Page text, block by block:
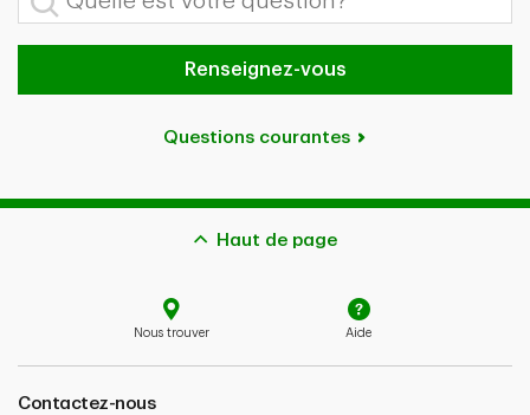
Renseignez-vous
Questions courantes
Haut de page
Nous trouver Aide
Contactez-nous